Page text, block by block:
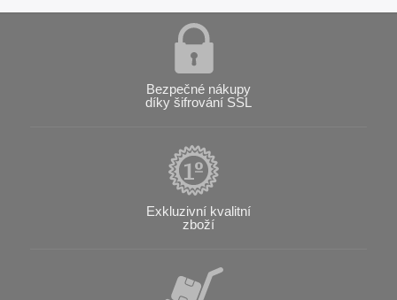
Bezpečné nákupy
díky šifrování SSL
Exkluzivní kvalitní
zboží